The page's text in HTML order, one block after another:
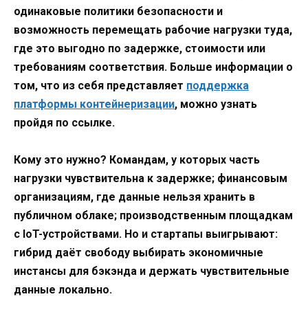
одинаковые политики безопасности и
возможность перемещать рабочие нагрузки туда,
где это выгодно по задержке, стоимости или
требованиям соответствия. Больше информации о
том, что из себя представляет поддержка
платформы контейнеризации, можно узнать
пройдя по ссылке.
Кому это нужно? Командам, у которых часть
нагрузки чувствительна к задержке; финансовым
организациям, где данные нельзя хранить в
публичном облаке; производственным площадкам
с IoT-устройствами. Но и стартапы выигрывают:
гибрид даёт свободу выбирать экономичные
инстансы для бэкэнда и держать чувствительные
данные локально.